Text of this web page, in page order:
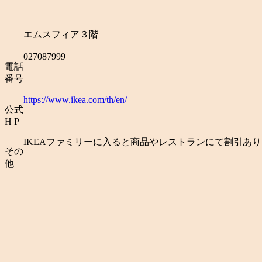
エムスフィア３階
電話
番号
027087999
公式
H P
https://www.ikea.com/th/en/
その
他
IKEAファミリーに入ると商品やレストランにて割引あり